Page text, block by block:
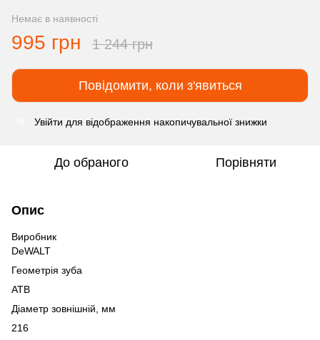
Немає в наявності
995 грн 1 244 грн
Повідомити, коли з'явиться
Увійти для відображення накопичувальної знижки
До обраного Порівняти
Опис
Виробник
DeWALT
Геометрія зуба
ATB
Діаметр зовнішній, мм
216